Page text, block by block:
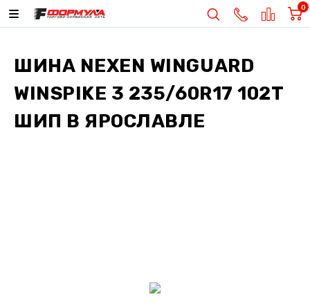
0
ШИНА NEXEN WINGUARD
WINSPIKE 3 235/60R17 102T
ШИП В ЯРОСЛАВЛЕ